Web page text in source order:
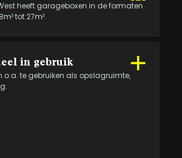
heeft garageboxen in de formaten
tot 27m².
in gebruik
o.a. te gebruiken als opslagruimte,